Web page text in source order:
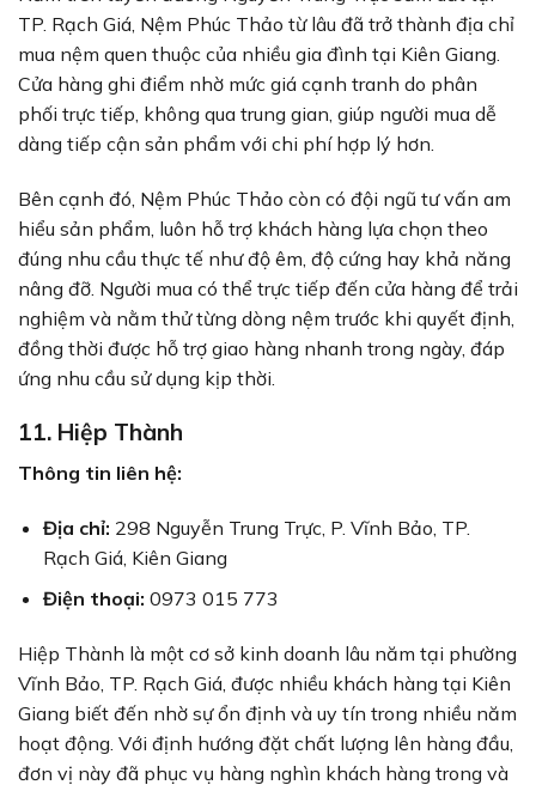
TP. Rạch Giá, Nệm Phúc Thảo từ lâu đã trở thành địa chỉ
mua nệm quen thuộc của nhiều gia đình tại Kiên Giang.
Cửa hàng ghi điểm nhờ mức giá cạnh tranh do phân
phối trực tiếp, không qua trung gian, giúp người mua dễ
dàng tiếp cận sản phẩm với chi phí hợp lý hơn.
Bên cạnh đó, Nệm Phúc Thảo còn có đội ngũ tư vấn am
hiểu sản phẩm, luôn hỗ trợ khách hàng lựa chọn theo
đúng nhu cầu thực tế như độ êm, độ cứng hay khả năng
nâng đỡ. Người mua có thể trực tiếp đến cửa hàng để trải
nghiệm và nằm thử từng dòng nệm trước khi quyết định,
đồng thời được hỗ trợ giao hàng nhanh trong ngày, đáp
ứng nhu cầu sử dụng kịp thời.
11. Hiệp Thành
Thông tin liên hệ:
Địa chỉ: 298 Nguyễn Trung Trực, P. Vĩnh Bảo, TP.
Rạch Giá, Kiên Giang
Điện thoại: 0973 015 773
Hiệp Thành là một cơ sở kinh doanh lâu năm tại phường
Vĩnh Bảo, TP. Rạch Giá, được nhiều khách hàng tại Kiên
Giang biết đến nhờ sự ổn định và uy tín trong nhiều năm
hoạt động. Với định hướng đặt chất lượng lên hàng đầu,
đơn vị này đã phục vụ hàng nghìn khách hàng trong và